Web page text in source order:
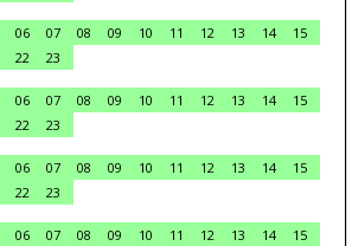
06 07 08 09 10 11 12 13 14
15
22
23
06 07 08 09 10 11 12 13 14
15
22
23
06 07 08 09 10 11 12 13 14
15
22
23
06 07 08 09 10 11 12 13 14 15